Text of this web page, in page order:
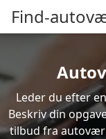
Find-
Leder du efter
Beskriv din
tilbud fra